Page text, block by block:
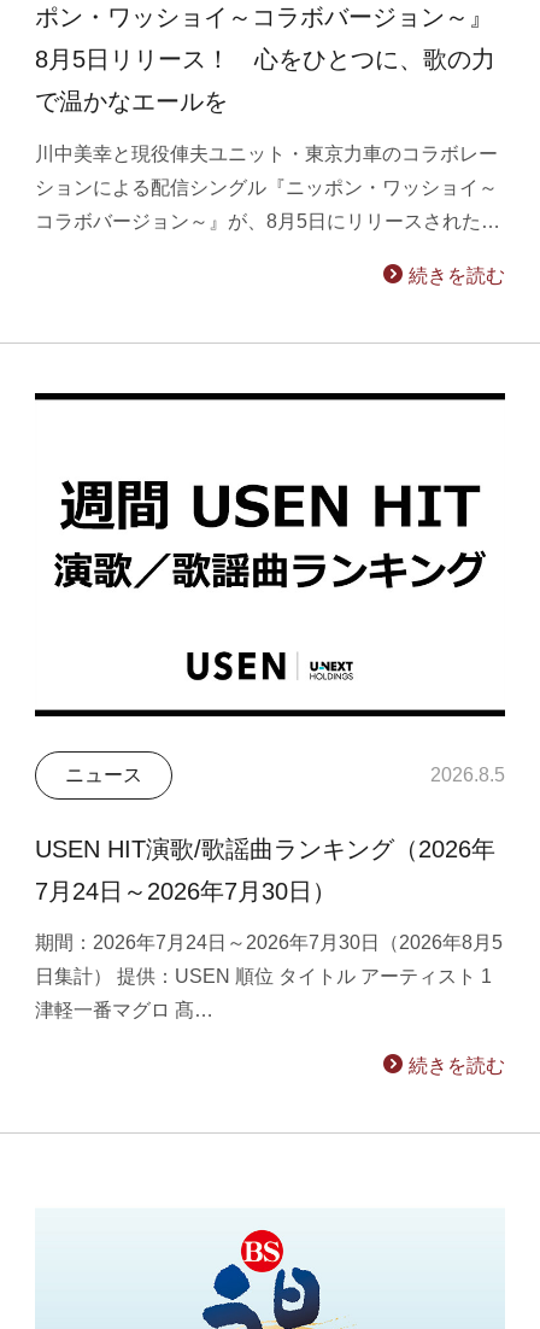
ポン・ワッショイ～コラボバージョン～』
8月5日リリース！ 心をひとつに、歌の力
で温かなエールを
川中美幸と現役俥夫ユニット・東京力車のコラボレー
ションによる配信シングル『ニッポン・ワッショイ～
コラボバージョン～』が、8月5日にリリースされた…
続きを読む
ニュース 2026.8.5
USEN HIT演歌/歌謡曲ランキング（2026年
7月24日～2026年7月30日）
期間：2026年7月24日～2026年7月30日（2026年8月5
日集計） 提供：USEN 順位 タイトル アーティスト 1
津軽一番マグロ 髙…
続きを読む